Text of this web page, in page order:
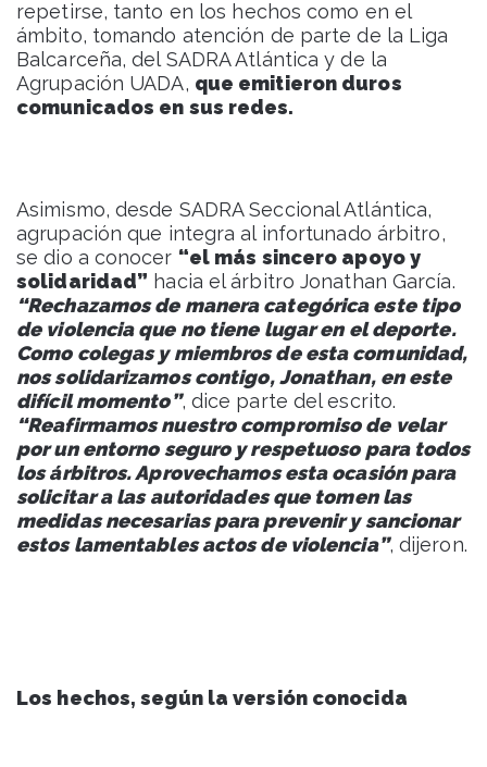
repetirse, tanto en los hechos como en el
ámbito, tomando atención de parte de la Liga
Balcarceña, del SADRA Atlántica y de la
Agrupación UADA, que emitieron duros
comunicados en sus redes.
Asimismo, desde SADRA Seccional Atlántica,
agrupación que integra al infortunado árbitro,
se dio a conocer “el más sincero apoyo y
solidaridad” hacia el árbitro Jonathan García.
“Rechazamos de manera categórica este tipo
de violencia que no tiene lugar en el deporte.
Como colegas y miembros de esta comunidad,
nos solidarizamos contigo, Jonathan, en este
difícil momento”, dice parte del escrito.
“Reafirmamos nuestro compromiso de velar
por un entorno seguro y respetuoso para todos
los árbitros. Aprovechamos esta ocasión para
solicitar a las autoridades que tomen las
medidas necesarias para prevenir y sancionar
estos lamentables actos de violencia”, dijeron.
Los hechos, según la versión conocida